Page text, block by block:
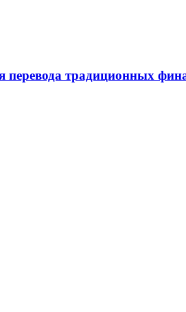
традиционных